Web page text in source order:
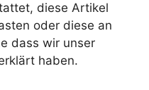
diese Artikel
oder diese an
dass wir unser
haben.